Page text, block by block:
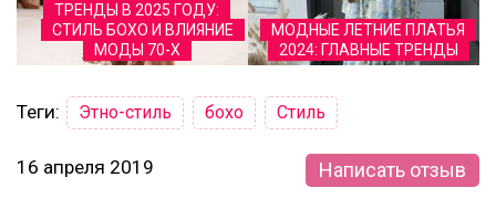
ТРЕНДЫ В 2025 ГОДУ:
СТИЛЬ БОХО И ВЛИЯНИЕ
МОДЫ 70-Х
МОДНЫЕ ЛЕТНИЕ ПЛАТЬЯ
2024: ГЛАВНЫЕ ТРЕНДЫ
Теги: Этно-стиль бохо Стиль
16 апреля 2019 Написать отзыв